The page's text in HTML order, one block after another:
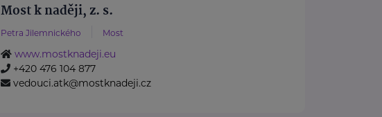
Most k naději, z. s.
Petra Jilemnického Most
www.mostknadeji.eu
+420 476 104 877
vedouci.atk@mostknadeji.cz